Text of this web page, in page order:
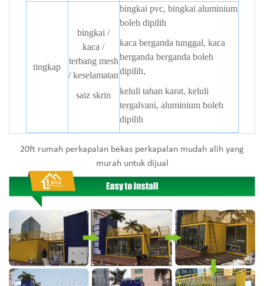
tingkap
bingkai /
kaca /
terbang mesh
/ keselamatan
saiz skrin
bingkai pvc, bingkai aluminium
boleh dipilih
kaca berganda tunggal, kaca
berganda berganda boleh
dipilih,
keluli tahan karat, keluli
tergalvani, aluminium boleh
dipilih
20ft rumah perkapalan bekas perkapalan mudah alih yang
murah untuk dijual